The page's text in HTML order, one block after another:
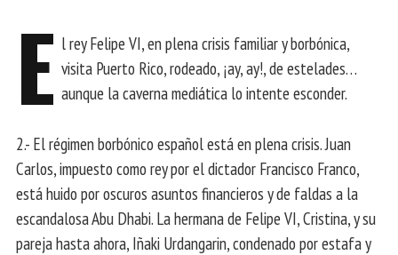
E l rey Felipe VI, en plena crisis familiar y borbónica,
visita Puerto Rico, rodeado, ¡ay, ay!, de estelades…
aunque la caverna mediática lo intente esconder.
2.- El régimen borbónico español está en plena crisis. Juan
Carlos, impuesto como rey por el dictador Francisco Franco,
está huido por oscuros asuntos financieros y de faldas a la
escandalosa Abu Dhabi. La hermana de Felipe VI, Cristina, y su
pareja hasta ahora, Iñaki Urdangarin, condenado por estafa y